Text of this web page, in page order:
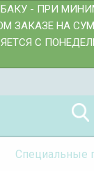
- ПРИ
ЗАКАЗЕ НА
С
Специальные